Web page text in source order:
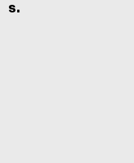
s.